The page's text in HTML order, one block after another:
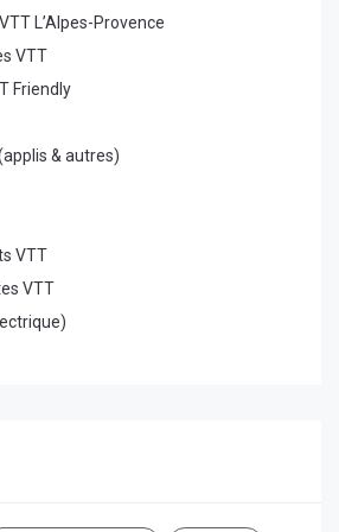
L’Alpes-Provence
VTT
Friendly
& autres)
VTT
VTT